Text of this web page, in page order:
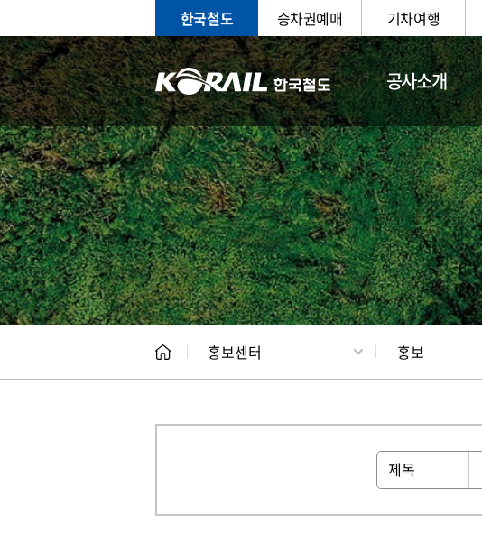
한국철도 승차권예매 기차여행
공사소개
홍보 문화사업
홍보센터 홍보